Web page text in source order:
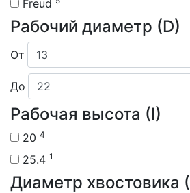
Freud
Рабочий диаметр (D)
От
До
Рабочая высота (I)
20 4
25.4 1
Диаметр хвостовика